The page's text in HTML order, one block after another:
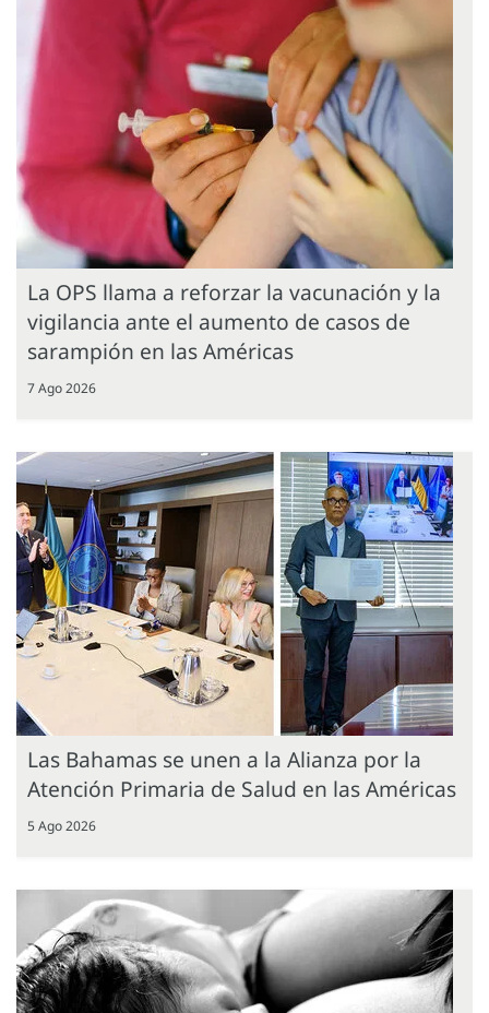
La OPS llama a reforzar la vacunación y la
vigilancia ante el aumento de casos de
sarampión en las Américas
7 Ago 2026
Las Bahamas se unen a la Alianza por la
Atención Primaria de Salud en las Américas
5 Ago 2026